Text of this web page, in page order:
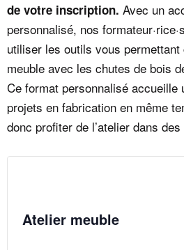
de votre inscription. Avec un
personnalisé, nos
utiliser les outils vous
meuble avec les chutes de bois
Ce format personnalisé accueille
projets en fabrication en même
donc profiter de l’atelier dans
Atelier meuble